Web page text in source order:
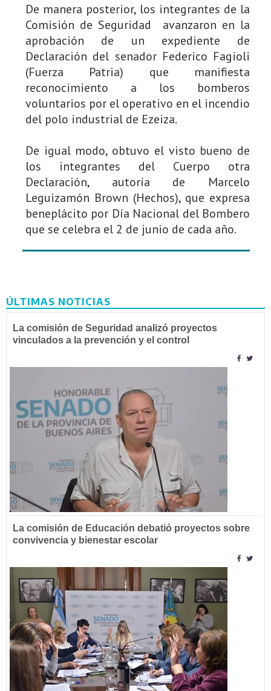
De manera posterior, los integrantes de la
Comisión de Seguridad avanzaron en la
aprobación de un expediente de
Declaración del senador Federico Fagioli
(Fuerza Patria) que manifiesta
reconocimiento a los bomberos
voluntarios por el operativo en el incendio
del polo industrial de Ezeiza.
De igual modo, obtuvo el visto bueno de
los integrantes del Cuerpo otra
Declaración, autoría de Marcelo
Leguizamón Brown (Hechos), que expresa
beneplácito por Día Nacional del Bombero
que se celebra el 2 de junio de cada año.
ÚLTIMAS NOTICIAS
La comisión de Seguridad analizó proyectos
vinculados a la prevención y el control
La comisión de Educación debatió proyectos sobre
convivencia y bienestar escolar